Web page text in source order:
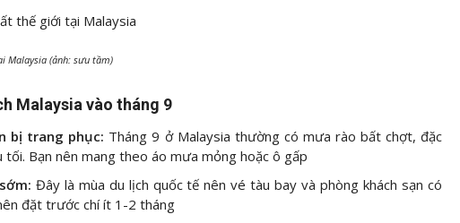
Malaysia (ảnh: sưu tầm)
Malaysia vào tháng 9
bị trang phục: Tháng 9 ở Malaysia thường có mưa rào bất chợt, đặc
tối. Bạn nên mang theo áo mưa mỏng hoặc ô gấp
Đây là mùa du lịch quốc tế nên vé tàu bay và phòng khách sạn có
đặt trước chí ít 1-2 tháng